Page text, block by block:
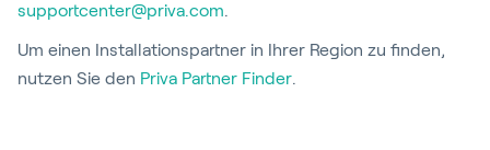
supportcenter@priva.com
Um einen Installationspartner in Ihrer Region zu finden,
nutzen Sie den Priva Partner Finder